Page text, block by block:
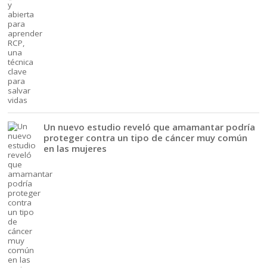
Un nuevo estudio reveló que amamantar podría
proteger contra un tipo de cáncer muy común
en las mujeres